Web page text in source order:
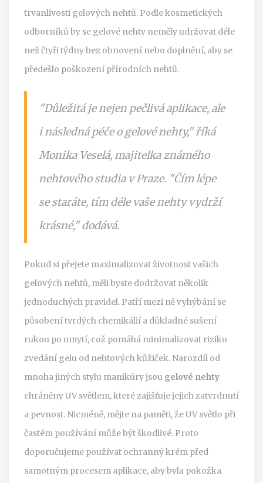
trvanlivosti gelových nehtů. Podle kosmetických
odborníků by se gelové nehty neměly udržovat déle
než čtyři týdny bez obnovení nebo doplnění, aby se
předešlo poškození přírodních nehtů.
"Důležitá je nejen pečlivá aplikace, ale
i následná péče o gelové nehty," říká
Monika Veselá, majitelka známého
nehtového studia v Praze. "Čím lépe
se staráte, tím déle vaše nehty vydrží
krásné," dodává.
Pokud si přejete maximalizovat životnost vašich
gelových nehtů, měli byste dodržovat několik
jednoduchých pravidel. Patří mezi ně vyhýbání se
působení tvrdých chemikálií a důkladné sušení
rukou po umytí, což pomáhá minimalizovat riziko
zvedání gelu od nehtových kůžiček. Narozdíl od
mnoha jiných stylu manikúry jsou gelové nehty
chráněny UV světlem, které zajišťuje jejich zatvrdnutí
a pevnost. Nicméně, mějte na paměti, že UV světlo při
častém používání může být škodlivé. Proto
doporučujeme používat ochranný krém před
samotným procesem aplikace, aby byla pokožka